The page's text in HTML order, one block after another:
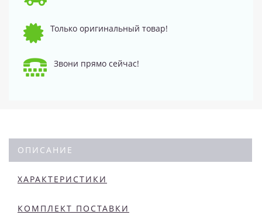
Только оригинальный товар!
Звони прямо сейчас!
ОПИСАНИЕ
ХАРАКТЕРИСТИКИ
КОМПЛЕКТ ПОСТАВКИ